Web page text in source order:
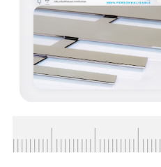
CONNECTEURS ET
PLATS ET CORNIÈRES
LES CHARNIÈRES DE